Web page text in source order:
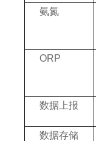
氨氮
ORP
数据上报
数据存储